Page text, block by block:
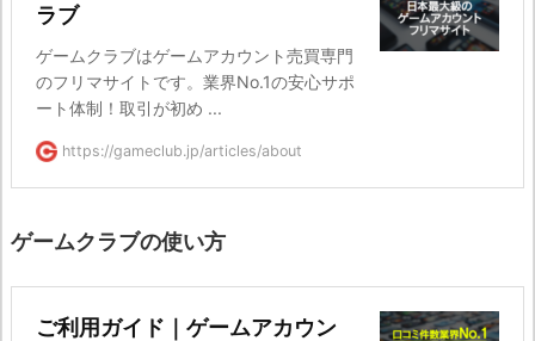
ラブ
ゲームクラブはゲームアカウント売買専門
のフリマサイトです。業界No.1の安心サポ
ート体制！取引が初め ...
https://gameclub.jp/articles/about
ゲームクラブの使い方
ご利用ガイド｜ゲームアカウン